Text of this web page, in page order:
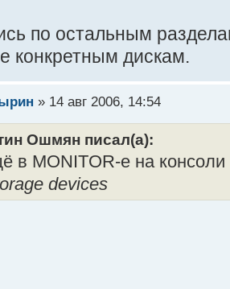
Mirrored
|
Big DOS; OS/
по остальным
конкретным дискам.
» 14 авг 2006, 14:54
Ошмян писал(а):
в MONITOR-е на консоли
devices